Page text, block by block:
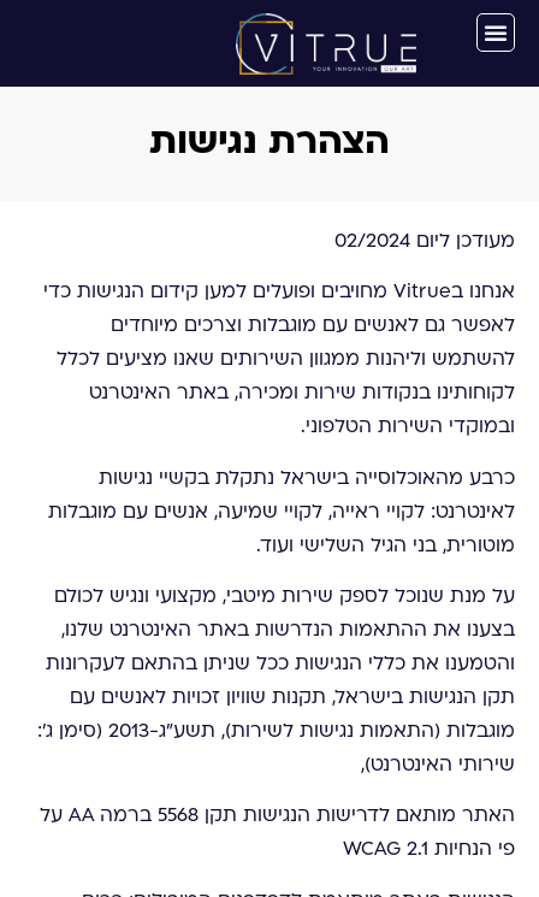
הצהרת נגישות
מעודכן ליום 02/2024
אנחנו בVitrue מחויבים ופועלים למען קידום הנגישות כדי
לאפשר גם לאנשים עם מוגבלות וצרכים מיוחדים
להשתמש וליהנות ממגוון השירותים שאנו מציעים לכלל
לקוחותינו בנקודות שירות ומכירה, באתר האינטרנט
ובמוקדי השירות הטלפוני.
כרבע מהאוכלוסייה בישראל נתקלת בקשיי נגישות
לאינטרנט: לקויי ראייה, לקויי שמיעה, אנשים עם מוגבלות
מוטורית, בני הגיל השלישי ועוד.
על מנת שנוכל לספק שירות מיטבי, מקצועי ונגיש לכולם
בצענו את ההתאמות הנדרשות באתר האינטרנט שלנו,
והטמענו את כללי הנגישות ככל שניתן בהתאם לעקרונות
תקן הנגישות בישראל, תקנות שוויון זכויות לאנשים עם
מוגבלות (התאמות נגישות לשירות), תשע"ג-2013 (סימן ג':
שירותי האינטרנט),
האתר מותאם לדרישות הנגישות תקן 5568 ברמה AA על
פי הנחיות WCAG 2.1